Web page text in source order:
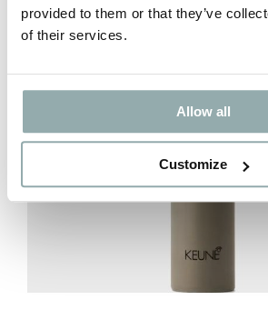
provided to them or that they’ve
of their services.
Allow all
Customize